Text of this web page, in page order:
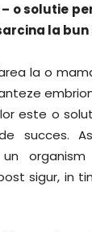
o solutie
la
la o
este o
succes.
sigur, in